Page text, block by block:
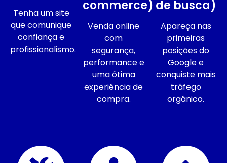
Tenha um site
que comunique
confiança e
profissionalismo.
commerce)
Venda online
com
segurança,
performance e
uma ótima
experiência de
compra.
de busca)
Apareça nas
primeiras
posições do
Google e
conquiste mais
tráfego
orgânico.